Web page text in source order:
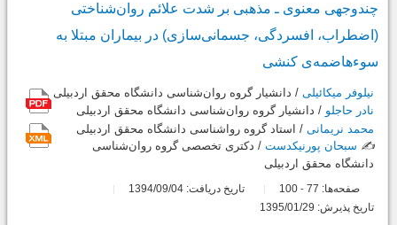
چندوجهی معنوی ـ مذهبی بر شدت علائم روان‌شناختی
(اضطراب، افسردگی، جسمانی‌سازی) در بیماران مبتلا به
سوء‌هاضمه‌ی کنشی
نیلوفر میکائیلی / دانشیار گروه روان‌شناسی دانشگاه محقق اردبیلی
نادر حاجلو / دانشیار گروه روان‌شناسی دانشگاه محقق اردبیلی
محمد نریمانی / استاد گروه رواشناسی دانشگاه محقق اردبیلی
✍️ سبحان پورنیکدست / دکتری تخصصی گروه روان‌شناسی
دانشگاه محقق اردبیلی
صفحه‌ها: 77
-
تاریخ دریافت: 1394/09/04
تاریخ پذیرش: 1395/01/29